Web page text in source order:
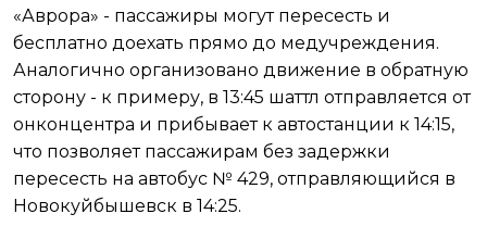
«Аврора» - пассажиры могут пересесть и
бесплатно доехать прямо до медучреждения.
Аналогично организовано движение в обратную
сторону - к примеру, в 13:45 шаттл отправляется от
онконцентра и прибывает к автостанции к 14:15,
что позволяет пассажирам без задержки
пересесть на автобус № 429, отправляющийся в
Новокуйбышевск в 14:25.